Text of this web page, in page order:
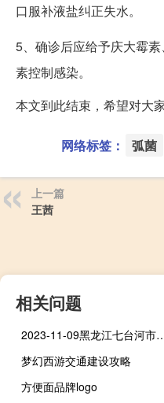
口服补液盐纠正失水。
5、确诊后应给予庆大霉素
素控制感染。
本文到此结束，希望对大
网络标签： 弧菌
上一篇
王茜
相关问题
2023-11-09黑龙江七台河
梦幻西游交通建设攻略
方便面品牌logo